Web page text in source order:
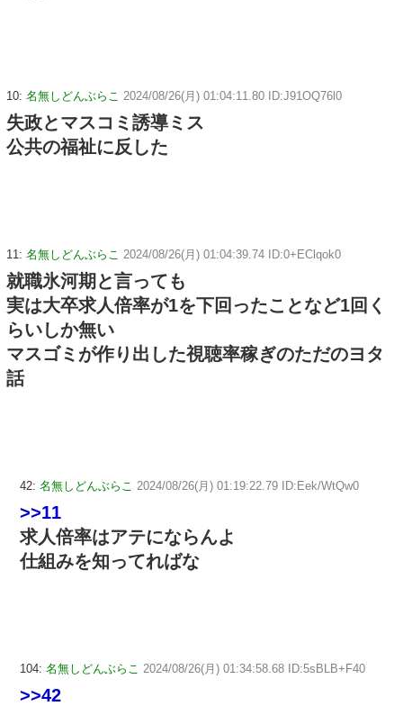
10: 名無しどんぶらこ 2024/08/26(月) 01:04:11.80 ID:J91OQ76l0
失政とマスコミ誘導ミス
公共の福祉に反した
11: 名無しどんぶらこ 2024/08/26(月) 01:04:39.74 ID:0+EClqok0
就職氷河期と言っても
実は大卒求人倍率が1を下回ったことなど1回く
らいしか無い
マスゴミが作り出した視聴率稼ぎのただのヨタ
話
42: 名無しどんぶらこ 2024/08/26(月) 01:19:22.79 ID:Eek/WtQw0
>>11
求人倍率はアテにならんよ
仕組みを知ってればな
104: 名無しどんぶらこ 2024/08/26(月) 01:34:58.68 ID:5sBLB+F40
>>42